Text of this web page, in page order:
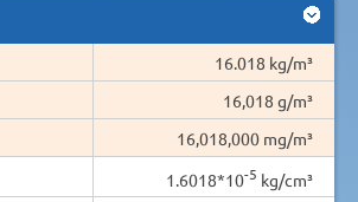
16.018 kg/m³
16,018 g/m³
16,018,000 mg/m³
1.6018*10-5 kg/cm³